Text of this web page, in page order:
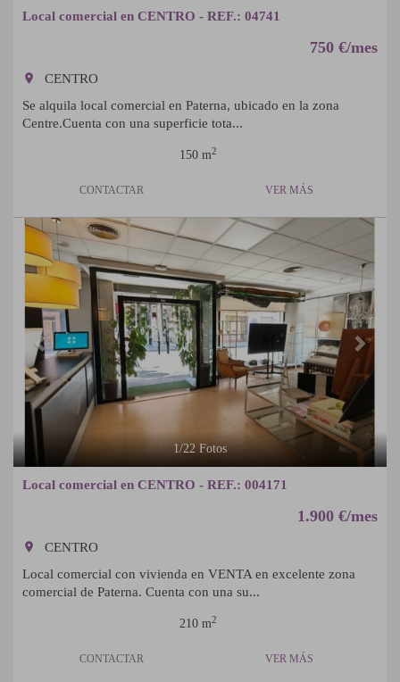
Local comercial en CENTRO - REF.: 04741
750 €/mes
room
CENTRO
Se alquila local comercial en Paterna, ubicado en la zona
Centre.Cuenta con una superficie tota...
150 m2
CONTACTAR VER MÁS
Previous Next
1 /22 Fotos
Local comercial en CENTRO - REF.: 004171
1.900 €/mes
room
CENTRO
Local comercial con vivienda en VENTA en excelente zona
comercial de Paterna. Cuenta con una su...
210 m2
CONTACTAR VER MÁS